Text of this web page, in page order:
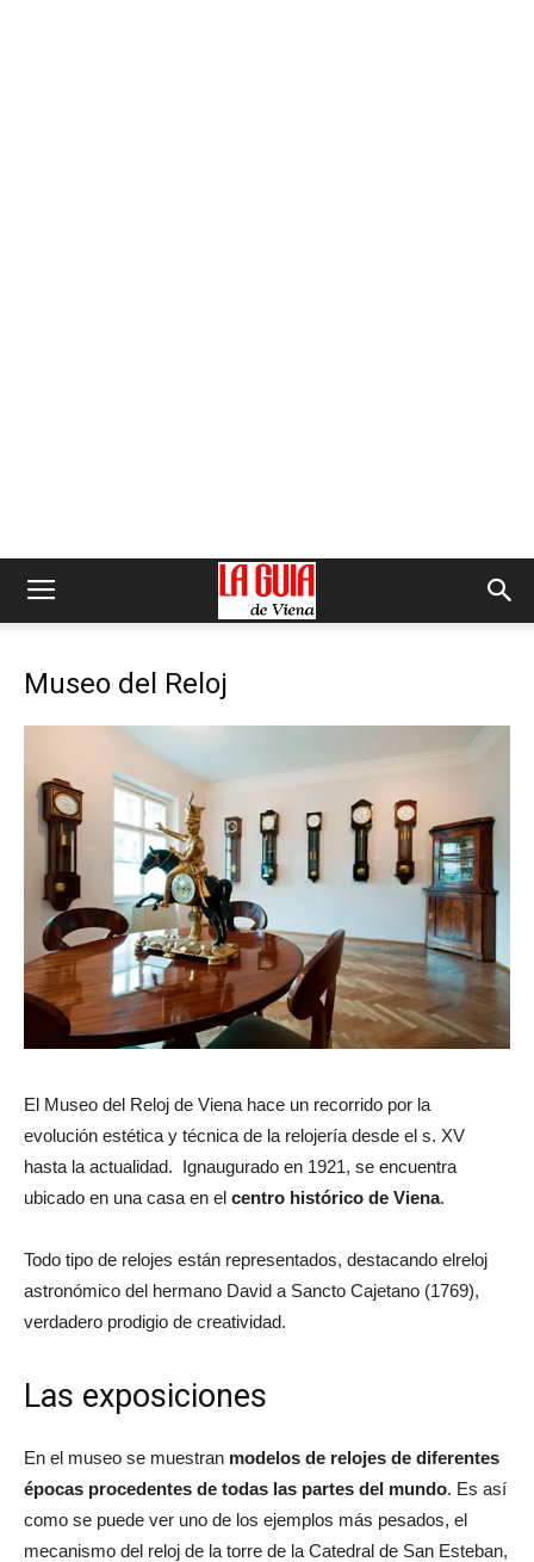
Museo del Reloj
El Museo del Reloj de Viena hace un recorrido por la
evolución estética y técnica de la relojería desde el s. XV
hasta la actualidad. Ignaugurado en 1921, se encuentra
ubicado en una casa en el centro histórico de Viena.
Todo tipo de relojes están representados, destacando elreloj
astronómico del hermano David a Sancto Cajetano (1769),
verdadero prodigio de creatividad.
Las exposiciones
En el museo se muestran modelos de relojes de diferentes
épocas procedentes de todas las partes del mundo. Es así
como se puede ver uno de los ejemplos más pesados, el
mecanismo del reloj de la torre de la Catedral de San Esteban,